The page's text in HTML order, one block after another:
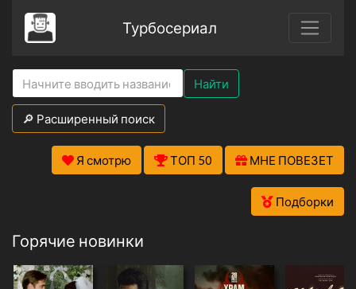
Турбосериал
Найти
🔎 Расширенный поиск
Я смотрю ТОП 50 МНЕ ПОВЕЗЕТ
Подборки
Горячие новинки